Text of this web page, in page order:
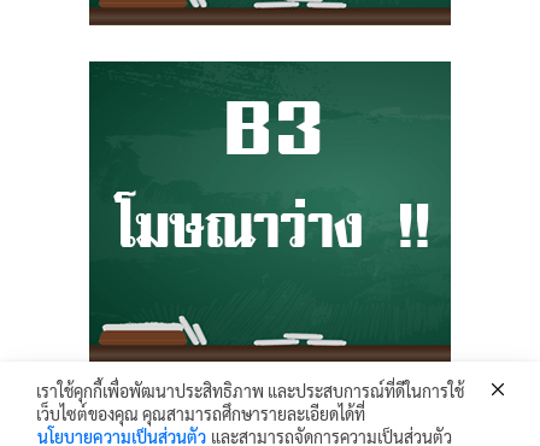
Krunhongonline.com © 2017 - All Rights Reserved.
เราใช้คุกกี้เพื่อพัฒนาประสิทธิภาพ และประสบการณ์ที่ดีในการใช้
เว็บไซต์ของคุณ คุณสามารถศึกษารายละเอียดได้ที่
นโยบายความเป็นส่วนตัว และสามารถจัดการความเป็นส่วนตัว